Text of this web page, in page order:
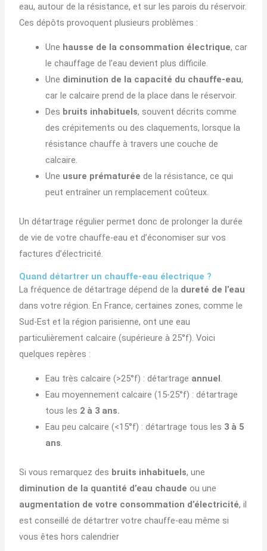
eau, autour de la résistance, et sur les parois du réservoir.
Ces dépôts provoquent plusieurs problèmes :
Une hausse de la consommation électrique, car
le chauffage de l’eau devient plus difficile.
Une diminution de la capacité du chauffe-eau,
car le calcaire prend de la place dans le réservoir.
Des bruits inhabituels, souvent décrits comme
des crépitements ou des claquements, lorsque la
résistance chauffe à travers une couche de
calcaire.
Une usure prématurée de la résistance, ce qui
peut entraîner un remplacement coûteux.
Un détartrage régulier permet donc de prolonger la durée
de vie de votre chauffe-eau et d’économiser sur vos
factures d’électricité.
Quand détartrer un chauffe-eau électrique ?
La fréquence de détartrage dépend de la dureté de l’eau
dans votre région. En France, certaines zones, comme le
Sud-Est et la région parisienne, ont une eau
particulièrement calcaire (supérieure à 25°f). Voici
quelques repères :
Eau très calcaire (>25°f) : détartrage annuel.
Eau moyennement calcaire (15-25°f) : détartrage
tous les 2 à 3 ans.
Eau peu calcaire (<15°f) : détartrage tous les 3 à 5
ans.
Si vous remarquez des bruits inhabituels, une
diminution de la quantité d’eau chaude ou une
augmentation de votre consommation d’électricité, il
est conseillé de détartrer votre chauffe-eau même si
vous êtes hors calendrier